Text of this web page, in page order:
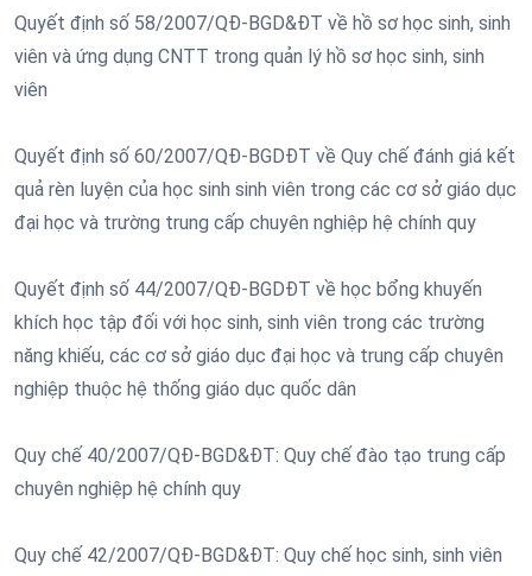
Quyết định số 58/2007/QĐ-BGD&ĐT về hồ sơ học sinh, sinh
viên và ứng dụng CNTT trong quản lý hồ sơ học sinh, sinh
viên
Quyết định số 60/2007/QĐ-BGDĐT về Quy chế đánh giá kết
quả rèn luyện của học sinh sinh viên trong các cơ sở giáo dục
đại học và trường trung cấp chuyên nghiệp hệ chính quy
Quyết định số 44/2007/QĐ-BGDĐT về học bổng khuyến
khích học tập đối với học sinh, sinh viên trong các trường
năng khiếu, các cơ sở giáo dục đại học và trung cấp chuyên
nghiệp thuộc hệ thống giáo dục quốc dân
Quy chế 40/2007/QĐ-BGD&ĐT: Quy chế đào tạo trung cấp
chuyên nghiệp hệ chính quy
Quy chế 42/2007/QĐ-BGD&ĐT: Quy chế học sinh, sinh viên